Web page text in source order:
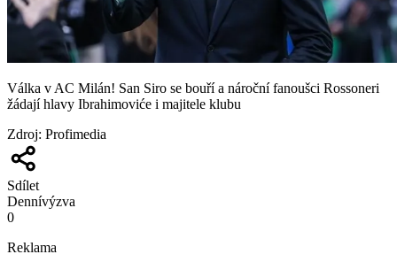
Válka v AC Milán! San Siro se bouří a nároční fanoušci Rossoneri
žádají hlavy Ibrahimoviće i majitele klubu
Zdroj: Profimedia
Sdílet
Dennívýzva
0
Reklama